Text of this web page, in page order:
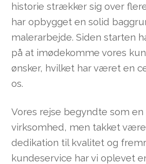
historie strækker sig over
har opbygget en solid
malerarbejde. Siden starten
på at imødekomme vores
ønsker, hvilket har været en
os.
Vores rejse begyndte som en
virksomhed, men takket
dedikation til kvalitet og
kundeservice har vi oplevet